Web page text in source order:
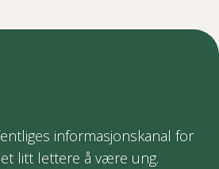
informasjonskanal for
litt lettere å være ung.